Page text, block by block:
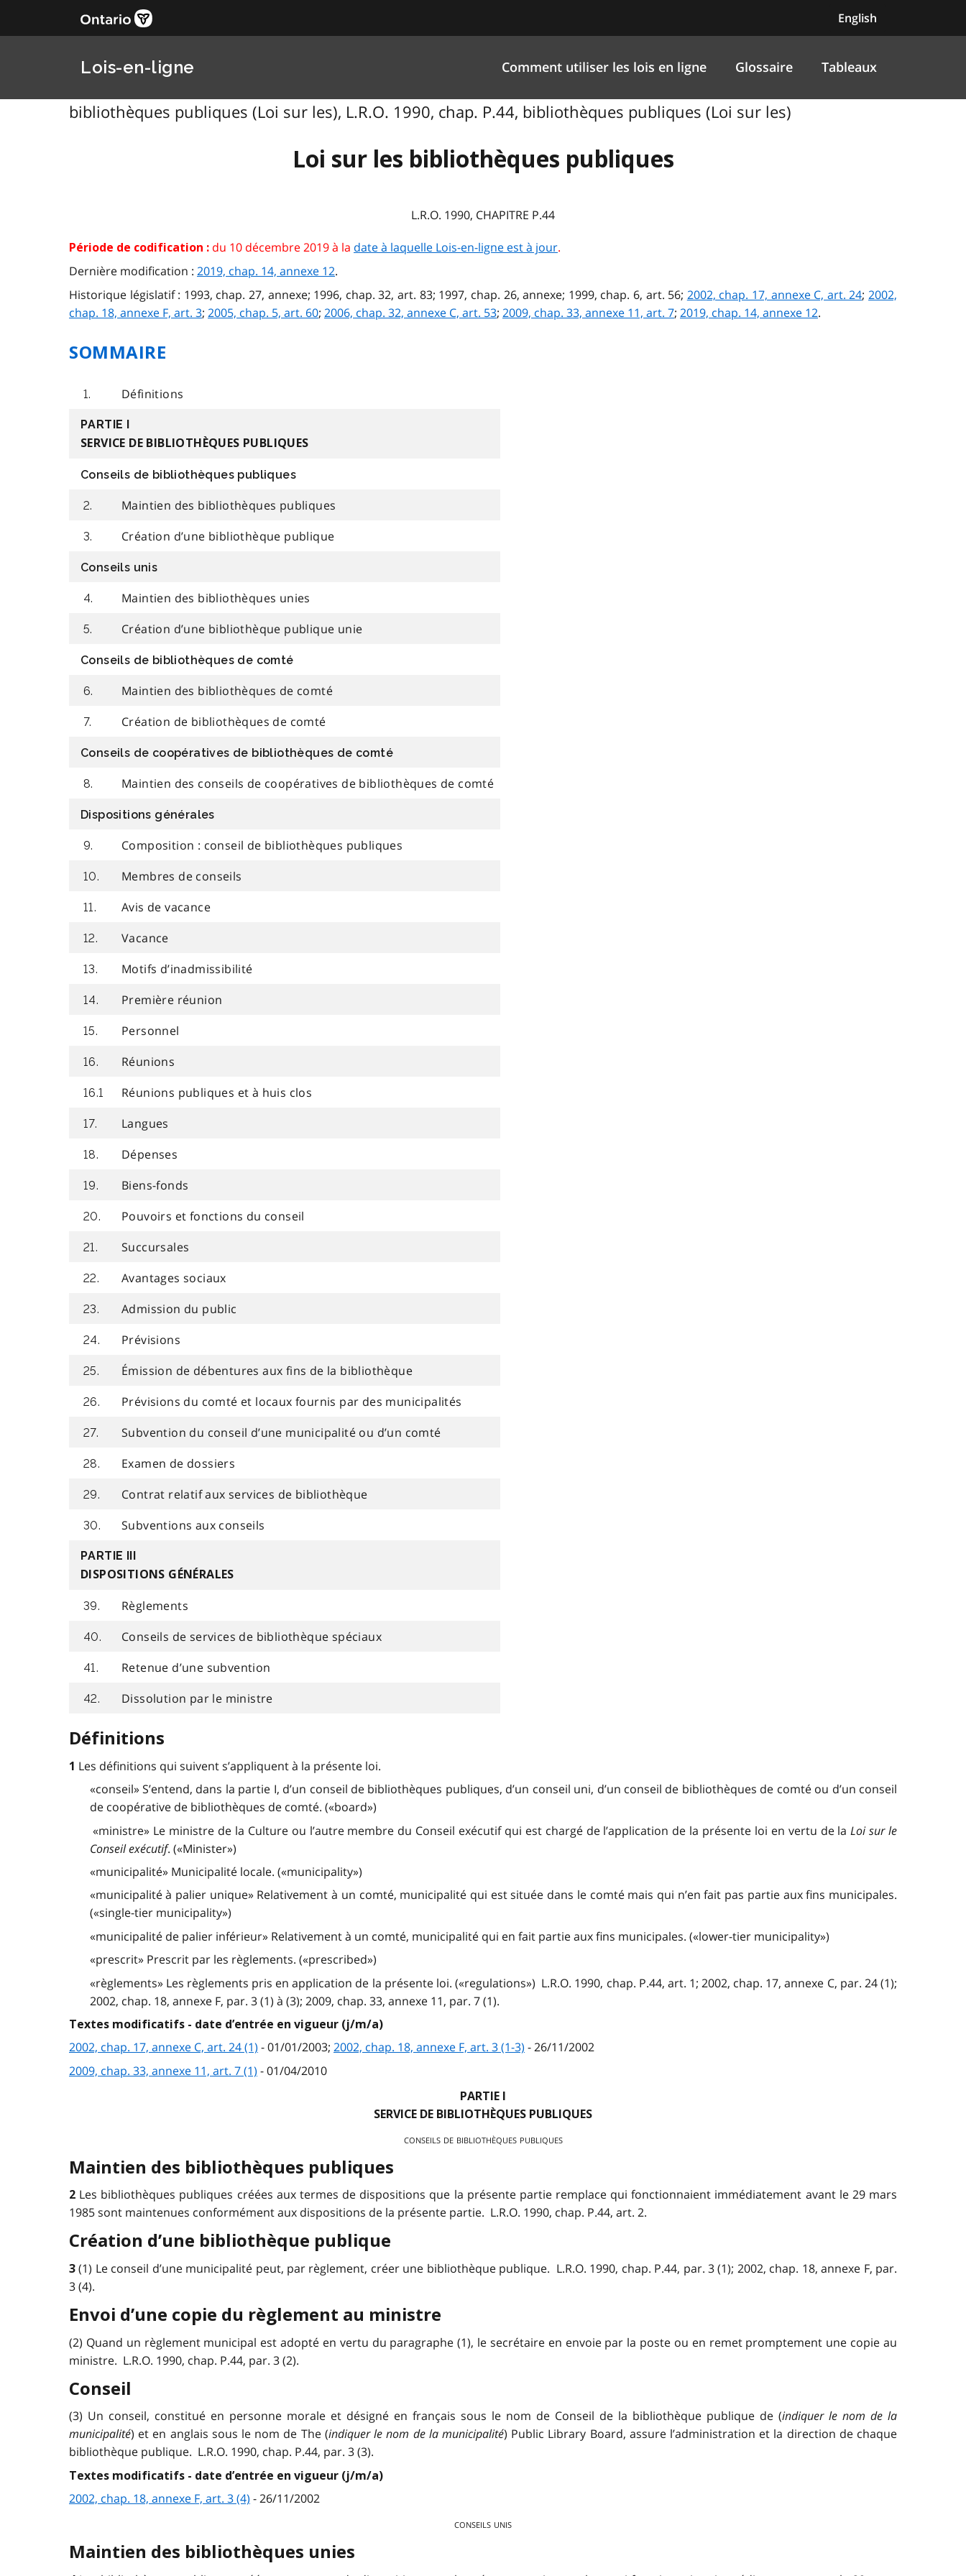
English
Lois-en-ligne Comment utiliser les lois en ligne Glossaire Tableaux
bibliothèques publiques (Loi sur les), L.R.O. 1990, chap. P.44, bibliothèques publiques (Loi sur les)
Loi sur les bibliothèques publiques
L.R.O. 1990, CHAPITRE P.44
Période de codification : du 10 décembre 2019 à la date à laquelle Lois-en-ligne est à jour.
Dernière modification : 2019, chap. 14, annexe 12.
Historique législatif : 1993, chap. 27, annexe; 1996, chap. 32, art. 83; 1997, chap. 26, annexe; 1999, chap. 6, art. 56; 2002, chap. 17, annexe C, art. 24;2002,
chap. 18, annexe F, art. 3; 2005, chap. 5, art. 60; 2006, chap. 32, annexe C, art. 53; 2009, chap. 33, annexe 11, art. 7; 2019, chap. 14, annexe 12.
SOMMAIRE
1. Définitions
PARTIE I
SERVICE DE BIBLIOTHÈQUES PUBLIQUES
Conseils de bibliothèques publiques
2. Maintien des bibliothèques publiques
3. Création d’une bibliothèque publique
Conseils unis
4. Maintien des bibliothèques unies
5. Création d’une bibliothèque publique unie
Conseils de bibliothèques de comté
6. Maintien des bibliothèques de comté
7. Création de bibliothèques de comté
Conseils de coopératives de bibliothèques de comté
8. Maintien des conseils de coopératives de bibliothèques de comté
Dispositions générales
9. Composition : conseil de bibliothèques publiques
10. Membres de conseils
11. Avis de vacance
12. Vacance
13. Motifs d’inadmissibilité
14. Première réunion
15. Personnel
16. Réunions
16.1 Réunions publiques et à huis clos
17. Langues
18. Dépenses
19. Biens-fonds
20. Pouvoirs et fonctions du conseil
21. Succursales
22. Avantages sociaux
23. Admission du public
24. Prévisions
25. Émission de débentures aux fins de la bibliothèque
26. Prévisions du comté et locaux fournis par des municipalités
27. Subvention du conseil d’une municipalité ou d’un comté
28. Examen de dossiers
29. Contrat relatif aux services de bibliothèque
30. Subventions aux conseils
PARTIE III
DISPOSITIONS GÉNÉRALES
39. Règlements
40. Conseils de services de bibliothèque spéciaux
41. Retenue d’une subvention
42. Dissolution par le ministre
Définitions
1 Les définitions qui suivent s’appliquent à la présente loi.
«conseil» S’entend, dans la partie I, d’un conseil de bibliothèques publiques, d’un conseil uni, d’un conseil de bibliothèques de comté ou d’un conseil
de coopérative de bibliothèques de comté. («board»)
«ministre» Le ministre de la Culture ou l’autre membre du Conseil exécutif qui est chargé de l’application de la présente loi en vertu de laLoi sur le
Conseil exécutif. («Minister»)
«municipalité» Municipalité locale. («municipality»)
«municipalité à palier unique» Relativement à un comté, municipalité qui est située dans le comté mais qui n’en fait pas partie aux fins municipales.
(«single-tier municipality»)
«municipalité de palier inférieur» Relativement à un comté, municipalité qui en fait partie aux fins municipales. («lower-tier municipality»)
«prescrit» Prescrit par les règlements. («prescribed»)
«règlements» Les règlements pris en application de la présente loi. («regulations») L.R.O. 1990, chap. P.44, art. 1; 2002, chap. 17, annexe C, par. 24 (1);
2002, chap. 18, annexe F, par. 3 (1) à (3); 2009, chap. 33, annexe 11, par. 7 (1).
Textes modificatifs - date d’entrée en vigueur (j/m/a)
2002, chap. 17, annexe C, art. 24 (1) - 01/01/2003; 2002, chap. 18, annexe F, art. 3 (1-3) - 26/11/2002
2009, chap. 33, annexe 11, art. 7 (1) - 01/04/2010
PARTIE I
SERVICE DE BIBLIOTHÈQUES PUBLIQUES
conseils de bibliothèques publiques
Maintien des bibliothèques publiques
2 Les bibliothèques publiques créées aux termes de dispositions que la présente partie remplace qui fonctionnaient immédiatement avant le 29 mars
1985 sont maintenues conformément aux dispositions de la présente partie. L.R.O. 1990, chap. P.44, art. 2.
Création d’une bibliothèque publique
3(1) Le conseil d’une municipalité peut, par règlement, créer une bibliothèque publique. L.R.O. 1990, chap. P.44, par. 3 (1); 2002, chap. 18, annexe F, par.
3 (4).
Envoi d’une copie du règlement au ministre
(2) Quand un règlement municipal est adopté en vertu du paragraphe (1), le secrétaire en envoie par la poste ou en remet promptement une copie au
ministre. L.R.O. 1990, chap. P.44, par. 3 (2).
Conseil
(3) Un conseil, constitué en personne morale et désigné en français sous le nom de Conseil de la bibliothèque publique de (indiquer le nom de la
municipalité) et en anglais sous le nom de The (indiquer le nom de la municipalité) Public Library Board, assure l’administration et la direction de chaque
bibliothèque publique. L.R.O. 1990, chap. P.44, par. 3 (3).
Textes modificatifs - date d’entrée en vigueur (j/m/a)
2002, chap. 18, annexe F, art. 3 (4) - 26/11/2002
conseils unis
Maintien des bibliothèques unies